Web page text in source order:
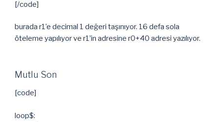
[/code]
burada r1’e decimal 1 değeri taşınıyor. 16 defa sola
öteleme yapılıyor ve r1’in adresine r0+40 adresi yazılıyor.
Mutlu Son
[code]
loop$: